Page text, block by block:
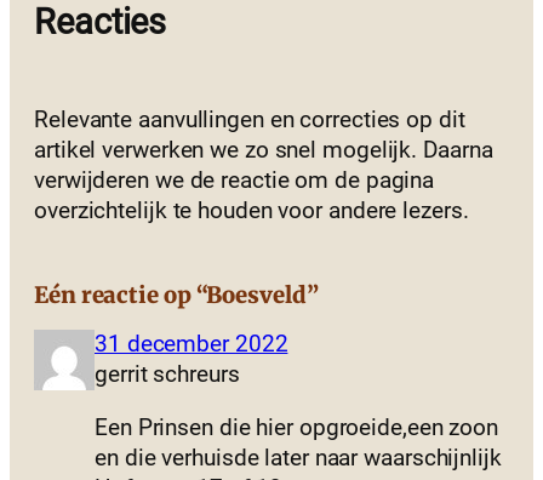
Reacties
Relevante aanvullingen en correcties op dit
artikel verwerken we zo snel mogelijk. Daarna
verwijderen we de reactie om de pagina
overzichtelijk te houden voor andere lezers.
Eén reactie op “Boesveld”
31 december 2022
gerrit schreurs
Een Prinsen die hier opgroeide,een zoon
en die verhuisde later naar waarschijnlijk